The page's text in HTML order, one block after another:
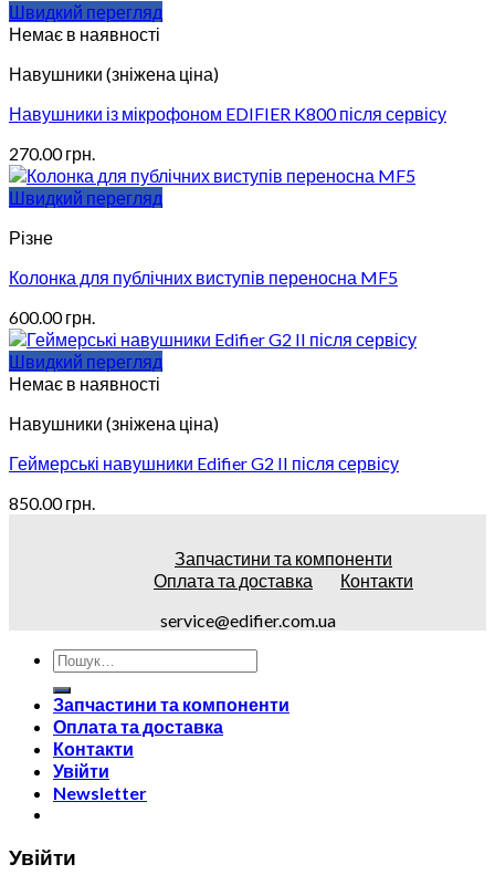
Швидкий перегляд
Немає в наявності
Навушники (зніжена ціна)
Навушники із мікрофоном EDIFIER K800 після сервісу
270.00грн.
Швидкий перегляд
Різне
Колонка для публічних виступів переносна MF5
600.00грн.
Швидкий перегляд
Немає в наявності
Навушники (зніжена ціна)
Геймерські навушники Edifier G2 II після сервісу
850.00грн.
Запчастини та компоненти
Оплата та доставка
Контакти
service@edifier.com.ua
Запчастини та компоненти
Оплата та доставка
Контакти
Увійти
Newsletter
Увійти